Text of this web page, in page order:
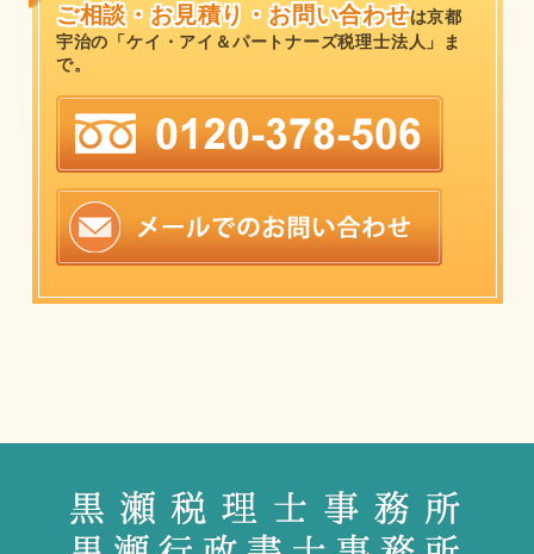
ご相談・お見積り・お問い合わせは京都
宇治の「ケイ・アイ＆パートナーズ税理士法人」ま
で。